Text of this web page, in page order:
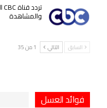
والمشاهدة
السابق التالي 1 من 35
فوائد العسل